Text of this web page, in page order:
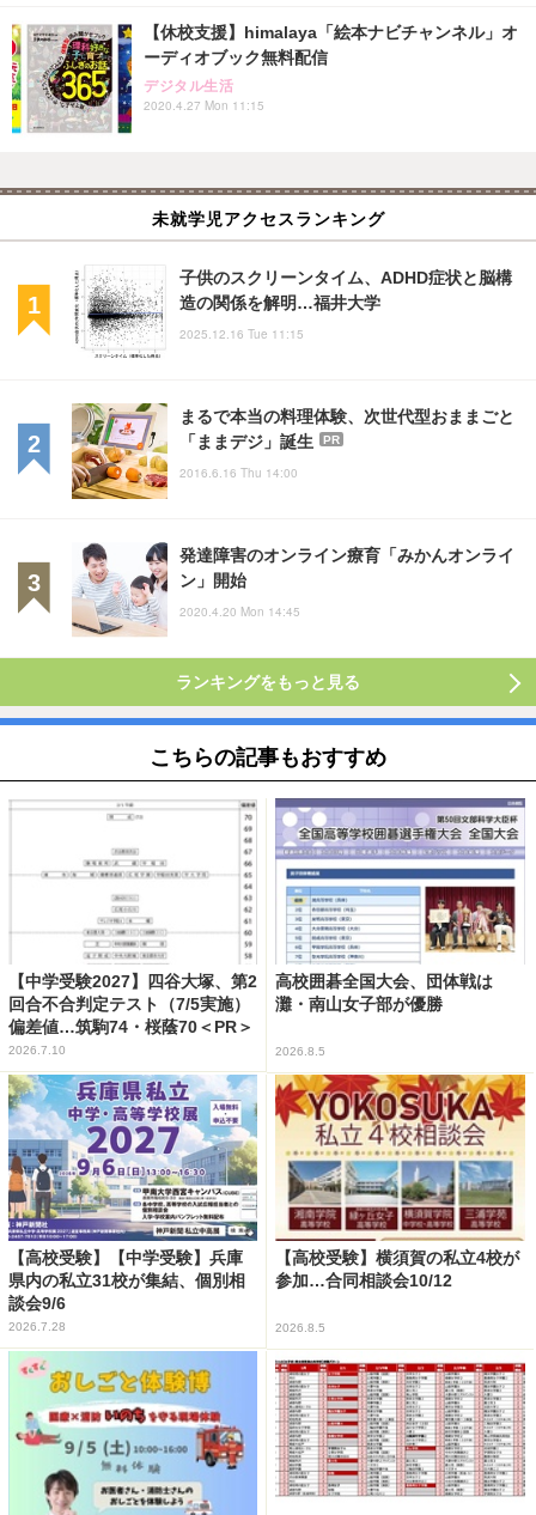
【休校支援】himalaya「絵本ナビチャンネル」オ
ーディオブック無料配信
デジタル生活
2020.4.27 Mon 11:15
未就学児アクセスランキング
子供のスクリーンタイム、ADHD症状と脳構
造の関係を解明…福井大学
2025.12.16 Tue 11:15
まるで本当の料理体験、次世代型おままごと
「ままデジ」誕生
PR
2016.6.16 Thu 14:00
発達障害のオンライン療育「みかんオンライ
ン」開始
2020.4.20 Mon 14:45
ランキングをもっと見る
こちらの記事もおすすめ
【中学受験2027】四谷大塚、第2
回合不合判定テスト（7/5実施）
偏差値…筑駒74・桜蔭70＜PR＞
2026.7.10
高校囲碁全国大会、団体戦は
灘・南山女子部が優勝
2026.8.5
【高校受験】【中学受験】兵庫
県内の私立31校が集結、個別相
談会9/6
2026.7.28
【高校受験】横須賀の私立4校が
参加…合同相談会10/12
2026.8.5